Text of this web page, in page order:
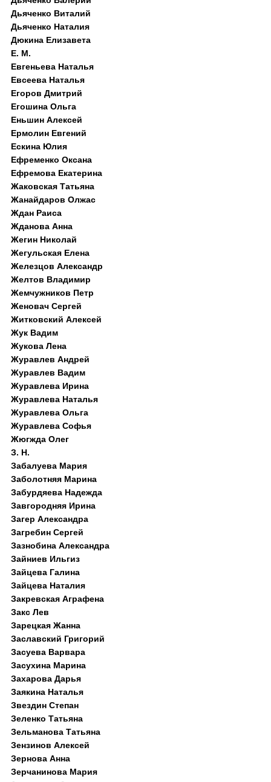
Дьяченко Виталий
Дьяченко Наталия
Дюкина Елизавета
Е. М.
Евгеньева Наталья
Евсеева Наталья
Егоров Дмитрий
Егошина Ольга
Еньшин Алексей
Ермолин Евгений
Ескина Юлия
Ефременко Оксана
Ефремова Екатерина
Жаковская Татьяна
Жанайдаров Олжас
Ждан Раиса
Жданова Анна
Жегин Николай
Жегульская Елена
Железцов Александр
Желтов Владимир
Жемчужников Петр
Женовач Сергей
Житковский Алексей
Жук Вадим
Жукова Лена
Журавлев Андрей
Журавлев Вадим
Журавлева Ирина
Журавлева Наталья
Журавлева Ольга
Журавлева Софья
Жюгжда Олег
З. Н.
Забалуева Мария
Заболотняя Марина
Забурдяева Надежда
Завгородняя Ирина
Загер Александра
Загребин Сергей
Зазнобина Александра
Зайниев Ильгиз
Зайцева Галина
Зайцева Наталия
Закревская Аграфена
Закс Лев
Зарецкая Жанна
Заславский Григорий
Засуева Варвара
Засухина Марина
Захарова Дарья
Заякина Наталья
Звездин Степан
Зеленко Татьяна
Зельманова Татьяна
Зензинов Алексей
Зернова Анна
Зерчанинова Мария